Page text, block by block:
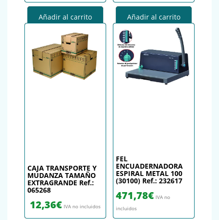
Añadir al carrito Añadir al carrito
CAJA TRANSPORTE Y
MUDANZA TAMAÑO
EXTRAGRANDE Ref.:
065268
12,36€ IVA no incluidos
FEL
ENCUADERNADORA
ESPIRAL METAL 100
(30100) Ref.: 232617
471,78€ IVA no
incluidos